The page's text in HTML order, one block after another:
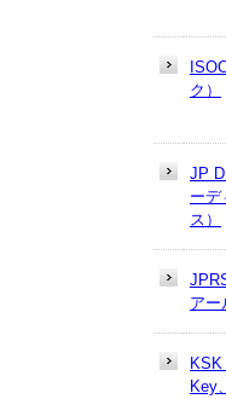
ク）
JP
ーデ
ス）
アー
Key